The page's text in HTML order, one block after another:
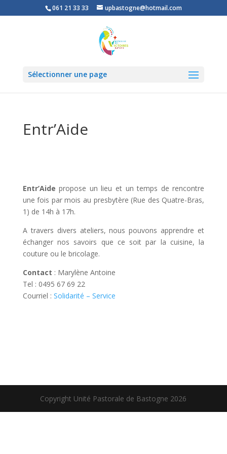
061 21 33 33 upbastogne@hotmail.com
Sélectionner une page
Entr’Aide
Entr’Aide propose un lieu et un temps de rencontre
une fois par mois au presbytère (Rue des Quatre-Bras,
1) de 14h à 17h.
A travers divers ateliers, nous pouvons apprendre et
échanger nos savoirs que ce soit par la cuisine, la
couture ou le bricolage.
Contact : Marylène Antoine
Tel : 0495 67 69 22
Courriel : Solidarité – Service
Copyright Unité Pastorale de Bastogne 2026